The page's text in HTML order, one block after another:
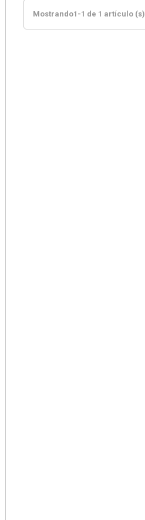
Mostrando1-1 de 1 artículo (s)